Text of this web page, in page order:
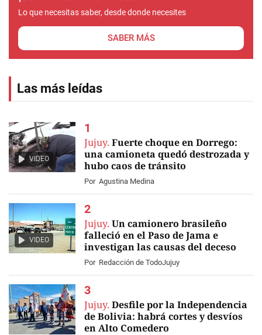
Lo que necesitas saber, desde donde necesites
SABER MÁS
Las más leídas
VIDEO
Jujuy. Fuerte choque en Dorrego:
una camioneta quedó destrozada y
hubo caos de tránsito
Por Agustina Medina
VIDEO
Jujuy. Un camionero brasileño
falleció en el Paso de Jama e
investigan las causas del deceso
Por Redacción de TodoJujuy
Jujuy. Desfile por la Independencia
de Bolivia: habrá cortes y desvíos
en Alto Comedero